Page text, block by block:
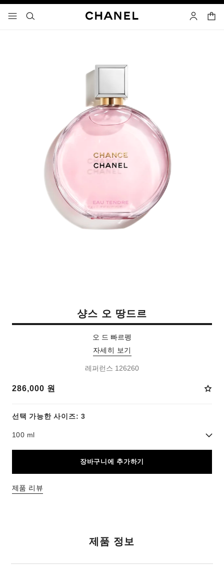
메뉴 - 기본 탐색
- 네비게이션
검색 마이 페
장바
샹스 오 땅드르
오 드 빠르펭
자세히 보기
레퍼런스 126260
286,000 원
선택 가능한 사이즈: 3
100 ml
장바구니에 추가하기
제품 리뷰
제품 정보